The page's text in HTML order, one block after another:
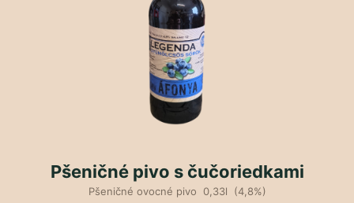
Pšeničné pivo s čučoriedkami
Pšeničné ovocné pivo 0,33l (4,8%)